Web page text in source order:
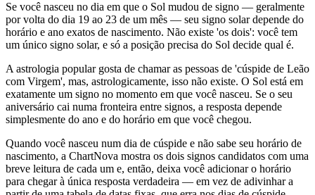
Se você nasceu no dia em que o Sol mudou de signo — geralmente
por volta do dia 19 ao 23 de um mês — seu signo solar depende do
horário e ano exatos de nascimento. Não existe 'os dois': você tem
um único signo solar, e só a posição precisa do Sol decide qual é.
A astrologia popular gosta de chamar as pessoas de 'cúspide de Leão
com Virgem', mas, astrologicamente, isso não existe. O Sol está em
exatamente um signo no momento em que você nasceu. Se o seu
aniversário cai numa fronteira entre signos, a resposta depende
simplesmente do ano e do horário em que você chegou.
Quando você nasceu num dia de cúspide e não sabe seu horário de
nascimento, a ChartNova mostra os dois signos candidatos com uma
breve leitura de cada um e, então, deixa você adicionar o horário
para chegar à única resposta verdadeira — em vez de adivinhar a